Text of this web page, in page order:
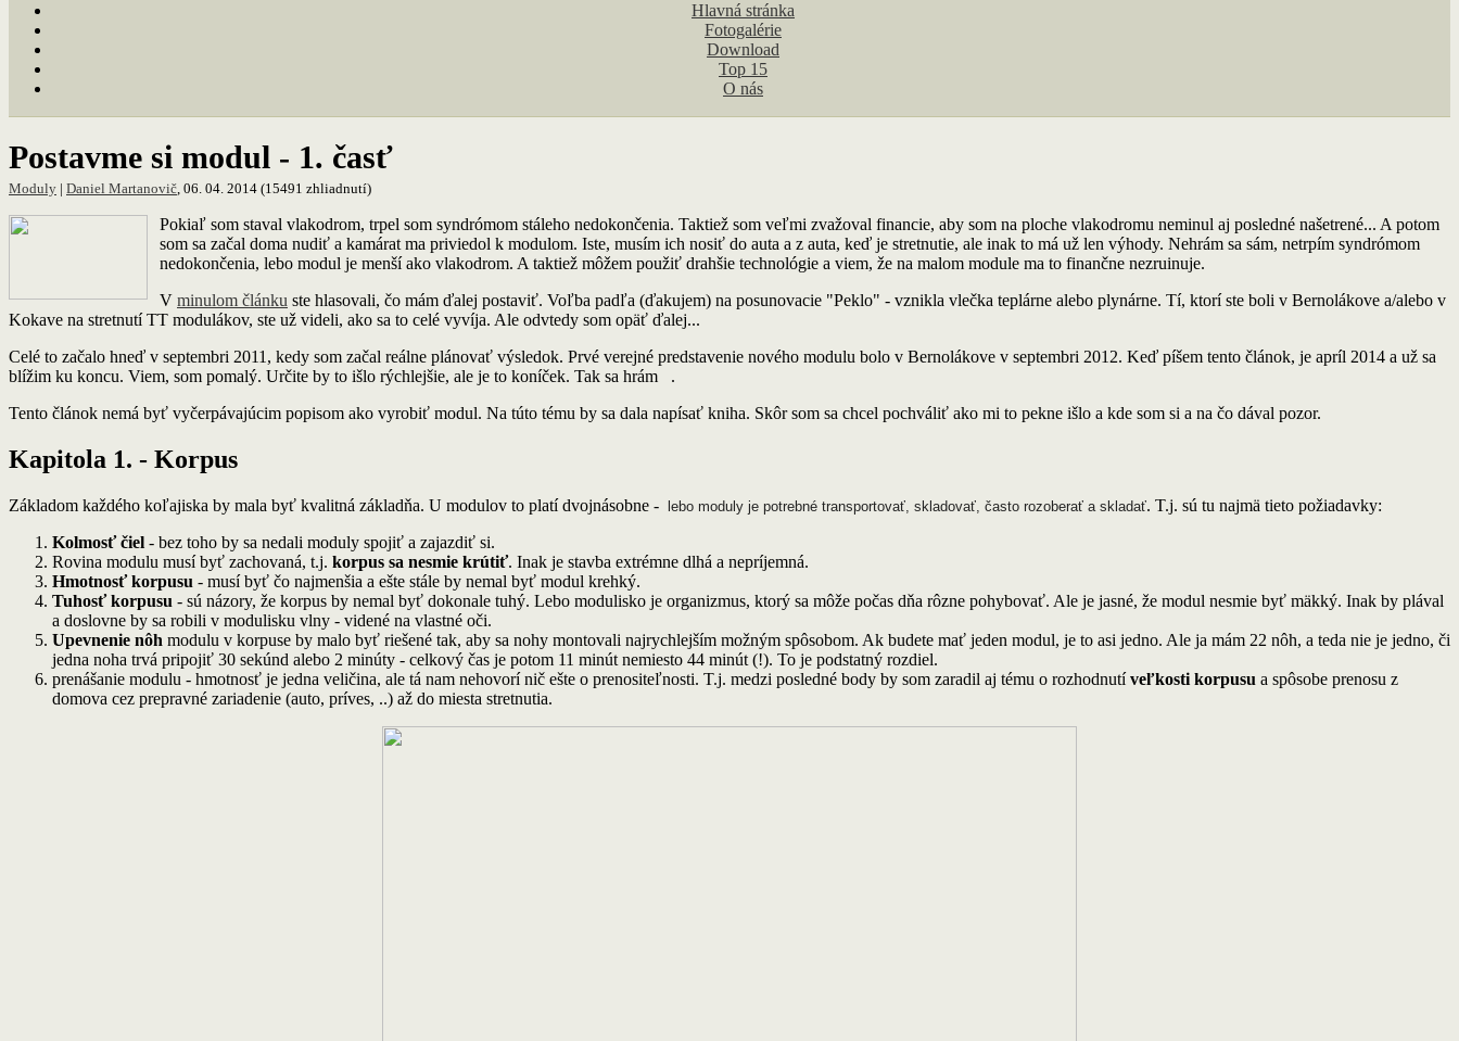
Hlavná stránka
Fotogalérie
Download
Top 15
O nás
Postavme si modul - 1. časť
Moduly | Daniel Martanovič, 06. 04. 2014 (15491 zhliadnutí)
Pokiaľ som staval vlakodrom, trpel som syndrómom stáleho nedokončenia. Taktiež som veľmi zvažoval financie, aby som na ploche vlakodromu neminul aj posledné našetrené... A potom
som sa začal doma nudiť a kamárat ma priviedol k modulom. Iste, musím ich nosiť do auta a z auta, keď je stretnutie, ale inak to má už len výhody. Nehrám sa sám, netrpím syndrómom
nedokončenia, lebo modul je menší ako vlakodrom. A taktiež môžem použiť drahšie technológie a viem, že na malom module ma to finančne nezruinuje.
V minulom článku ste hlasovali, čo mám ďalej postaviť. Voľba padľa (ďakujem) na posunovacie "Peklo" - vznikla vlečka teplárne alebo plynárne. Tí, ktorí ste boli v Bernolákove a/alebo v
Kokave na stretnutí TT modulákov, ste už videli, ako sa to celé vyvíja. Ale odvtedy som opäť ďalej...
Celé to začalo hneď v septembri 2011, kedy som začal reálne plánovať výsledok. Prvé verejné predstavenie nového modulu bolo v Bernolákove v septembri 2012. Keď píšem tento článok, je apríl 2014 a už sa
blížim ku koncu. Viem, som pomalý. Určite by to išlo rýchlejšie, ale je to koníček. Tak sa hrám
.
Tento článok nemá byť vyčerpávajúcim popisom ako vyrobiť modul. Na túto tému by sa dala napísať kniha. Skôr som sa chcel pochváliť ako mi to pekne išlo a kde som si a na čo dával pozor.
Kapitola 1. - Korpus
Základom každého koľajiska by mala byť kvalitná základňa. U modulov to platí dvojnásobne - lebo moduly je potrebné transportovať, skladovať, často rozoberať a skladať. T.j. sú tu najmä tieto požiadavky:
Kolmosť čiel - bez toho by sa nedali moduly spojiť a zajazdiť si.
Rovina modulu musí byť zachovaná, t.j. korpus sa nesmie krútiť. Inak je stavba extrémne dlhá a nepríjemná.
Hmotnosť korpusu - musí byť čo najmenšia a ešte stále by nemal byť modul krehký.
Tuhosť korpusu - sú názory, že korpus by nemal byť dokonale tuhý. Lebo modulisko je organizmus, ktorý sa môže počas dňa rôzne pohybovať. Ale je jasné, že modul nesmie byť mäkký. Inak by plával
a doslovne by sa robili v modulisku vlny - videné na vlastné oči.
Upevnenie nôh modulu v korpuse by malo byť riešené tak, aby sa nohy montovali najrychlejším možným spôsobom. Ak budete mať jeden modul, je to asi jedno. Ale ja mám 22 nôh, a teda nie je jedno, či
jedna noha trvá pripojiť 30 sekúnd alebo 2 minúty - celkový čas je potom 11 minút nemiesto 44 minút (!). To je podstatný rozdiel.
prenášanie modulu - hmotnosť je jedna veličina, ale tá nam nehovorí nič ešte o prenositeľnosti. T.j. medzi posledné body by som zaradil aj tému o rozhodnutíveľkosti korpusu a spôsobe prenosu z
domova cez prepravné zariadenie (auto, príves, ..) až do miesta stretnutia.